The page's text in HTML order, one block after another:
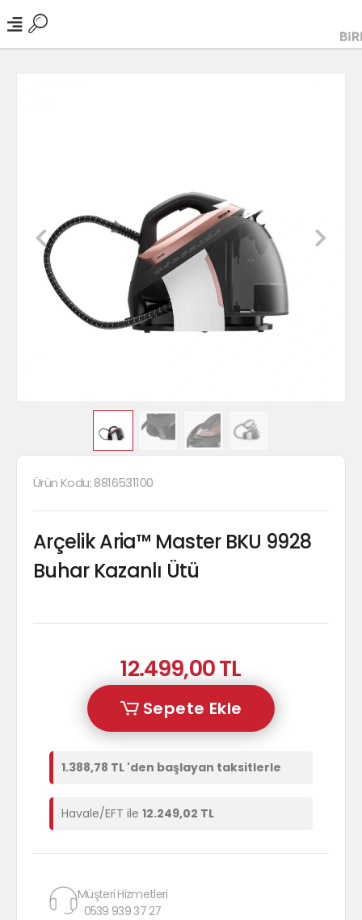
Ürün Kodu:8816531100
Arçelik Aria™ Master BKU 9928
Buhar Kazanlı Ütü
12.499,00 TL
Sepete Ekle
1.388,78 TL 'den başlayan taksitlerle
Havale/EFT ile 12.249,02 TL
Müşteri Hizmetleri
0539 939 37 27